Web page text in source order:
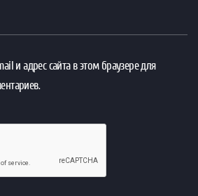
и адрес сайта в этом браузере для